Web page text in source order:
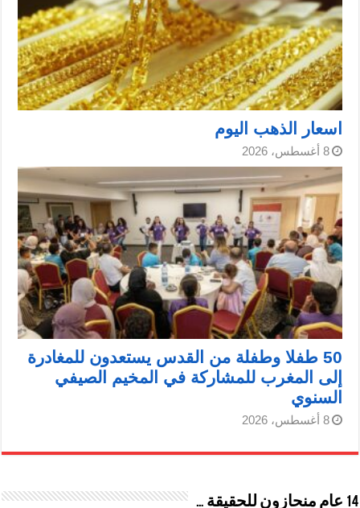
اسعار الذهب اليوم
8 أغسطس، 2026
50 طفلا وطفلة من القدس يستعدون للمغادرة
إلى المغرب للمشاركة في المخيم الصيفي
السنوي
8 أغسطس، 2026
14 عام منحازون للحقيقة …